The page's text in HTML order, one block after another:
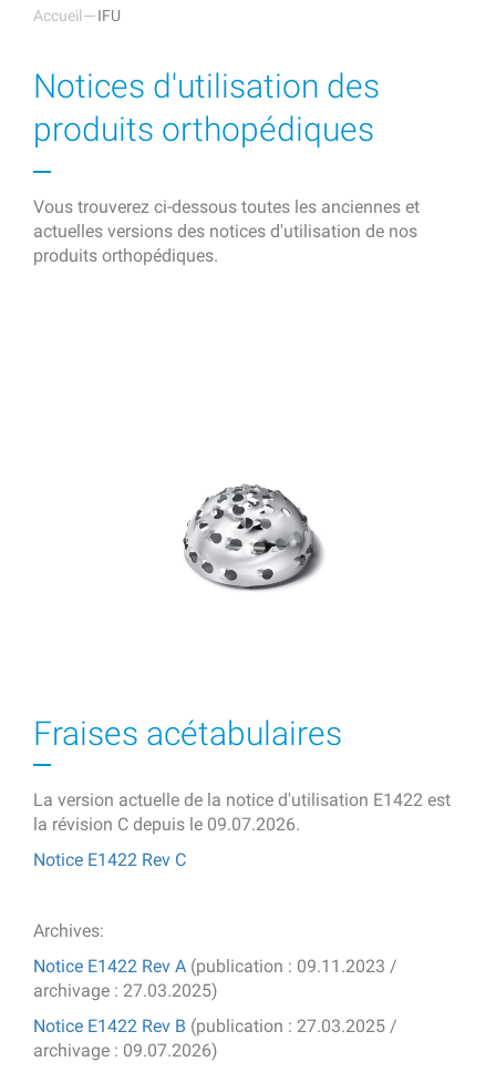
Accueil IFU
Notices d'utilisation des
produits orthopédiques
Vous trouverez ci-dessous toutes les anciennes et
actuelles versions des notices d'utilisation de nos
produits orthopédiques.
Fraises acétabulaires
La version actuelle de la notice d'utilisation E1422 est
la révision C depuis le 09.07.2026.
Notice E1422 Rev C
Archives:
Notice E1422 Rev A (publication : 09.11.2023 /
archivage : 27.03.2025)
Notice E1422 Rev B (publication : 27.03.2025 /
archivage : 09.07.2026)